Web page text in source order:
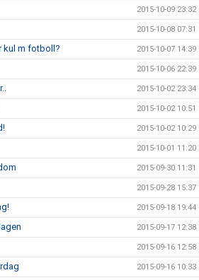
2015-10-09 23:32
2015-10-08 07:31
kul m fotboll? 2015-10-07 14:39
2015-10-06 22:39
2015-10-02 23:34
2015-10-02 10:51
2015-10-02 10:29
2015-10-01 11:20
2015-09-30 11:31
2015-09-28 15:37
2015-09-18 19:44
2015-09-17 12:38
2015-09-16 12:58
2015-09-16 10:33